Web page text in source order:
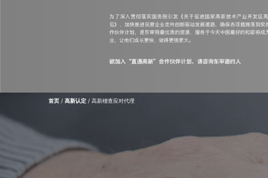
首页 /高新认定 / 高新稽查应对代理